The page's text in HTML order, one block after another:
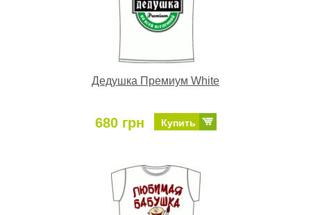
Дедушка Премиум White
680 грн Купить